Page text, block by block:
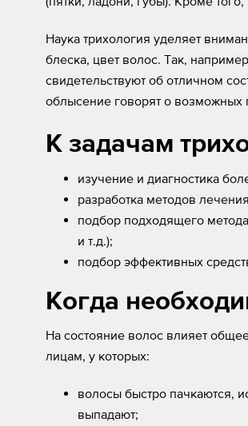
Наука трихология уделяет
блеска, цвет волос. Так,
свидетельствуют об отличном
облысение говорят о возможных
К задачам
изучение и диагностика
разработка методов
подбор подходящего
и т.д.);
подбор эффективных
Когда
На состояние волос влияет
лицам, у которых:
волосы быстро пачкаются,
выпадают;